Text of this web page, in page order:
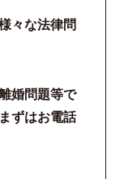
々な法律問
婚問題等で
ずはお電話